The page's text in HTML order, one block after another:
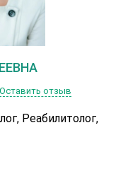
Оставить отзыв
Реабилитолог,